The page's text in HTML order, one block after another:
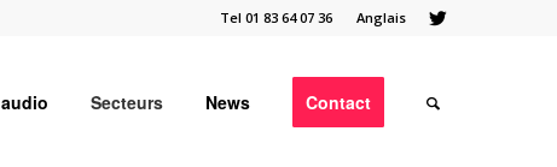
Anglais
Tel 01 83 64 07 36
Secteurs News Contact